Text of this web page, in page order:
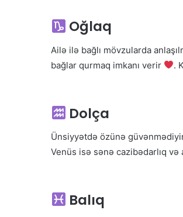
Oğlaq
Ailə ilə bağlı mövzularda
bağlar qurmaq imkanı verir
.
Dolça
Ünsiyyətdə özünə
Venüs isə sənə cazibədarlıq və
Balıq